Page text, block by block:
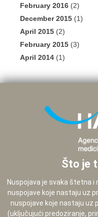
February 2016 (2)
December 2015 (1)
April 2015 (2)
February 2015 (3)
April 2014 (1)
Što je
Nuspojava je svaka štetna i
nuspojave koje nastaju uz
nuspojave koje nastaju uz
(uključujući predoziranje,